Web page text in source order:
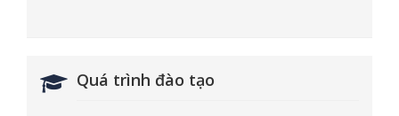
Quá trình đào tạo